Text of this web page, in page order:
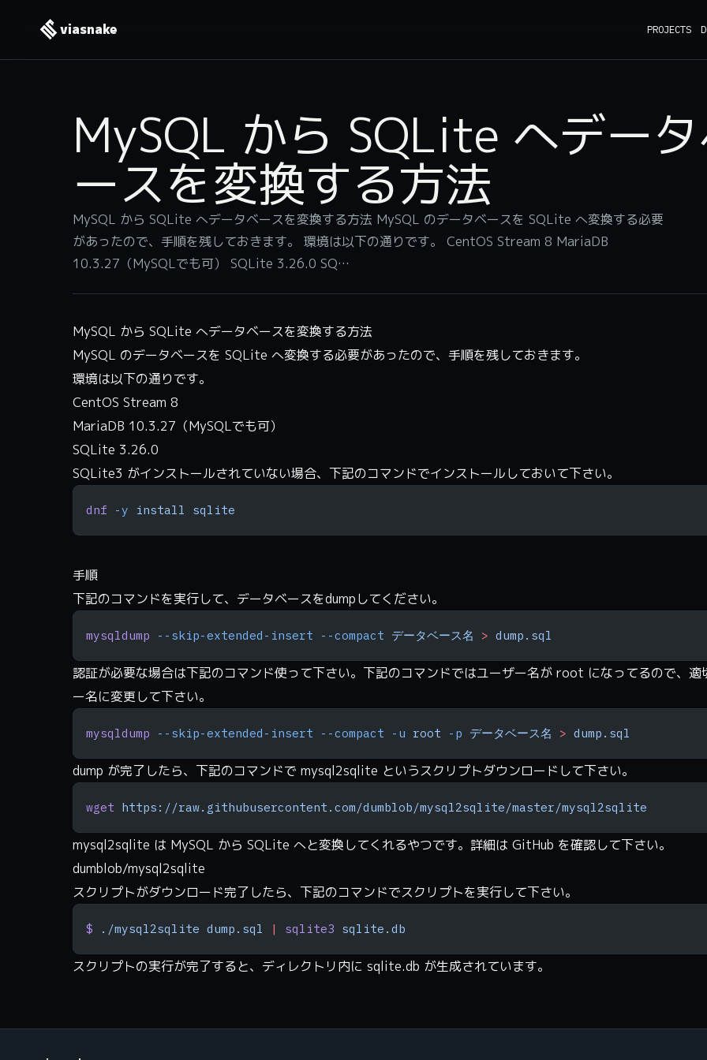
viasnake PROJECTS
MySQL から SQLite へデー
ースを変換する方法
MySQL から SQLite へデータベースを変換する方法 MySQL のデータベースを SQLite へ変換する必要
があったので、手順を残しておきます。 環境は以下の通りです。 CentOS Stream 8 MariaDB
10.3.27（MySQLでも可） SQLite 3.26.0 SQ…
MySQL から SQLite へデータベースを変換する方法
MySQL のデータベースを SQLite へ変換する必要があったので、手順を残しておきます。
環境は以下の通りです。
CentOS Stream 8
MariaDB 10.3.27（MySQLでも可）
SQLite 3.26.0
SQLite3 がインストールされていない場合、下記のコマンドでインストールしておいて下さい。
dnf -y install sqlite
手順
下記のコマンドを実行して、データベースをdumpしてください。
mysqldump --skip-extended-insert --compact データベース名 > dump.sql
認証が必要な場合は下記のコマンド使って下さい。下記のコマンドではユーザー名が root になってるので、適
ー名に変更して下さい。
mysqldump --skip-extended-insert --compact -u root -p データベース名 > dump.sql
dump が完了したら、下記のコマンドで mysql2sqlite というスクリプトダウンロードして下さい。
wget https://raw.githubusercontent.com/dumblob/mysql2sqlite/master/mysql2sqlite
mysql2sqlite は MySQL から SQLite へと変換してくれるやつです。詳細は GitHub を確認して下さい。
dumblob/mysql2sqlite
スクリプトがダウンロード完了したら、下記のコマンドでスクリプトを実行して下さい。
$ ./mysql2sqlite dump.sql | sqlite3 sqlite.db
スクリプトの実行が完了すると、ディレクトリ内に sqlite.db が生成されています。